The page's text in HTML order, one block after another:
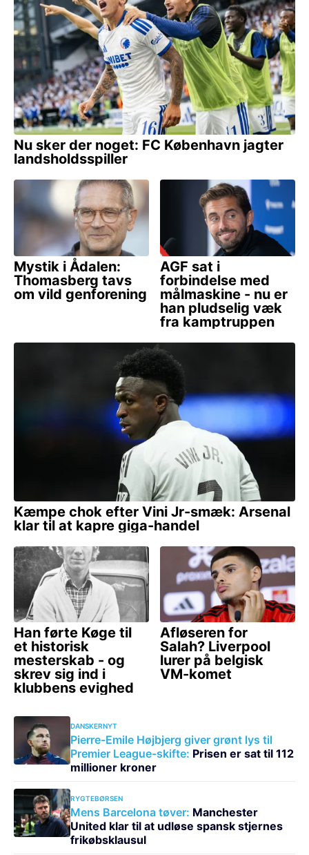
DANSKERNYT
Pierre-Emile Højbjerg giver grønt lys til
Premier League-skifte: Prisen er sat til 112
millioner kroner
RYGTEBØRSEN
Mens Barcelona tøver: Manchester
United klar til at udløse spansk stjernes
frikøbsklausul